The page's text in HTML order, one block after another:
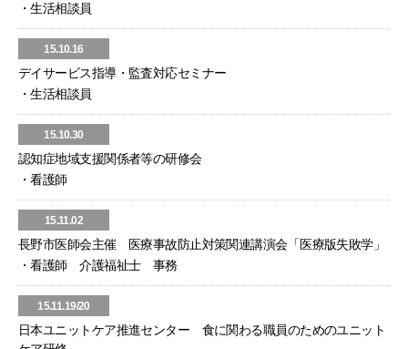
・生活相談員
15.10.16
デイサービス指導・監査対応セミナー
・生活相談員
15.10.30
認知症地域支援関係者等の研修会
・看護師
15.11.02
長野市医師会主催 医療事故防止対策関連講演会「医療版失敗学」
・看護師 介護福祉士 事務
15.11.19/20
日本ユニットケア推進センター 食に関わる職員のためのユニット